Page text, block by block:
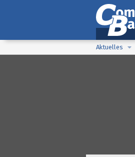
Aktuelles